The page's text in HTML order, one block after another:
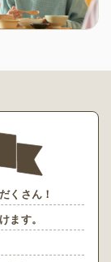
くさん！
ます。